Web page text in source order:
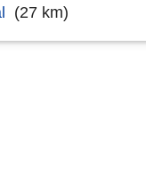
(27 km)